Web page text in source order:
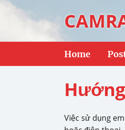
Home
Việc sử dụng